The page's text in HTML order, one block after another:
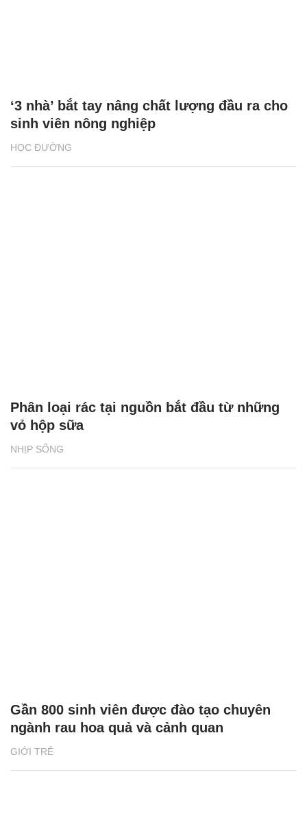
HỌC ĐƯỜNG
‘3 nhà’ bắt tay nâng chất lượng đầu ra cho
sinh viên nông nghiệp
NHỊP SỐNG
Phân loại rác tại nguồn bắt đầu từ những
vỏ hộp sữa
GIỚI TRẺ
Gần 800 sinh viên được đào tạo chuyên
ngành rau hoa quả và cảnh quan